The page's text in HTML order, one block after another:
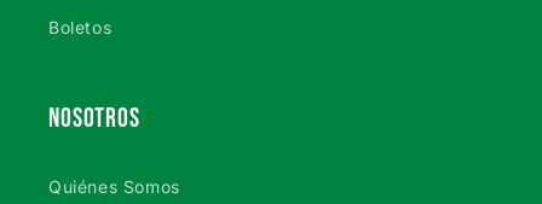
Boletos
NOSOTROS
Quiénes Somos